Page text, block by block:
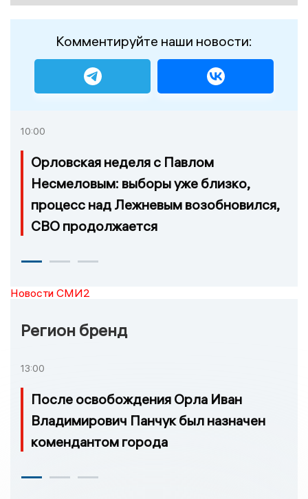
Комментируйте наши новости:
10:00
Орловская неделя с Павлом
Несмеловым: выборы уже близко,
процесс над Лежневым возобновился,
СВО продолжается
Новости СМИ2
Регион бренд
13:00
После освобождения Орла Иван
Владимирович Панчук был назначен
комендантом города